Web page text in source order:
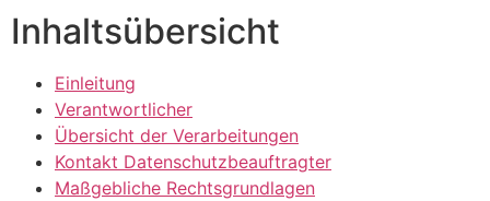
Inhaltsübersicht
Einleitung
Verantwortlicher
Übersicht der Verarbeitungen
Kontakt Datenschutzbeauftragter
Maßgebliche Rechtsgrundlagen